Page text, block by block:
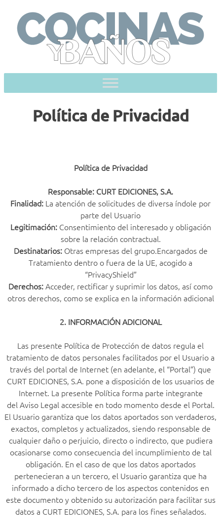
content
Política de Privacidad
Política de Privacidad
Responsable: CURT EDICIONES, S.A.
Finalidad: La atención de solicitudes de diversa índole por
parte del Usuario
Legitimación:Consentimiento del interesado y obligación
sobre la relación contractual.
Destinatarios:Otras empresas del grupo.Encargados de
Tratamiento dentro o fuera de la UE, acogido a
“PrivacyShield”
Derechos:Acceder, rectificar y suprimir los datos, así como
otros derechos, como se explica en la información adicional
2. INFORMACIÓN ADICIONAL
Las presente Política de Protección de datos regula el
tratamiento de datos personales facilitados por el Usuario a
través del portal de Internet (en adelante, el “Portal”) que
CURT EDICIONES, S.A. pone a disposición de los usuarios de
Internet. La presente Política forma parte integrante
del Aviso Legal accesible en todo momento desde el Portal.
El Usuario garantiza que los datos aportados son verdaderos,
exactos, completos y actualizados, siendo responsable de
cualquier daño o perjuicio, directo o indirecto, que pudiera
ocasionarse como consecuencia del incumplimiento de tal
obligación. En el caso de que los datos aportados
pertenecieran a un tercero, el Usuario garantiza que ha
informado a dicho tercero de los aspectos contenidos en
este documento y obtenido su autorización para facilitar sus
datos a CURT EDICIONES, S.A. para los fines señalados.